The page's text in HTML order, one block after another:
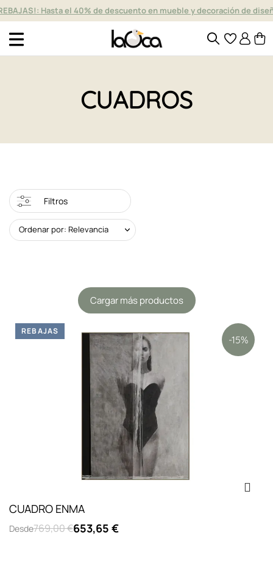
Hasta el 40% de descuento en mueble y decoración de
CUADROS
Filtros
Ordenar por: Relevancia
Cargar más productos
CUADRO ENMA
Desde769,00 €653,65 €
-15%
REBAJAS